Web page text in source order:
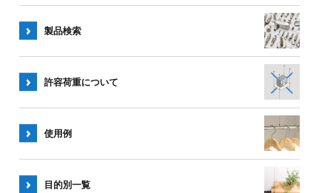
製品検索
許容荷重について
使用例
目的別一覧